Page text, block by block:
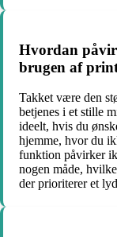
Hvordan
brugen af
Takket være den
betjenes i et stille
ideelt, hvis du
hjemme, hvor du
funktion påvirker
nogen måde,
der prioriterer et